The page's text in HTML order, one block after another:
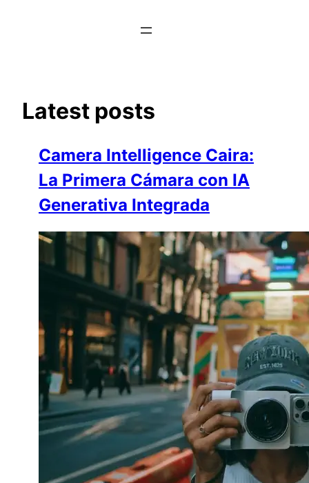
Latest posts
Camera Intelligence Caira:
La Primera Cámara con IA
Generativa Integrada